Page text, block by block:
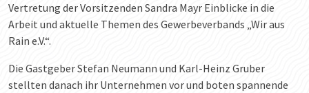
Vertretung der Vorsitzenden Sandra Mayr Einblicke in die
Arbeit und aktuelle Themen des Gewerbeverbands „Wir aus
Rain e.V.“.
Die Gastgeber Stefan Neumann und Karl-Heinz Gruber
stellten danach ihr Unternehmen vor und boten spannende